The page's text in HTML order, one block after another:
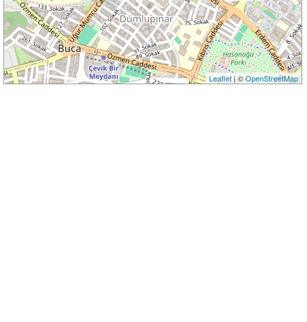
Leaflet| ©OpenStreetMap